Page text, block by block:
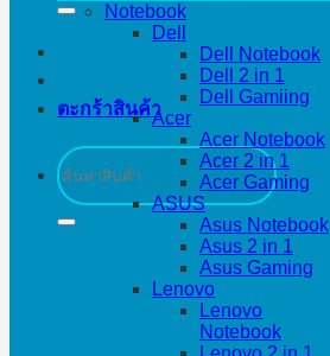
ตะกร้าสินค้า
ค้นหา:
Notebook
Dell
Dell Notebook
Dell 2 in 1
Dell Gamiing
Acer
Acer Notebook
Acer 2 in 1
Acer Gaming
ASUS
Asus Notebook
Asus 2 in 1
Asus Gaming
Lenovo
Lenovo
Notebook